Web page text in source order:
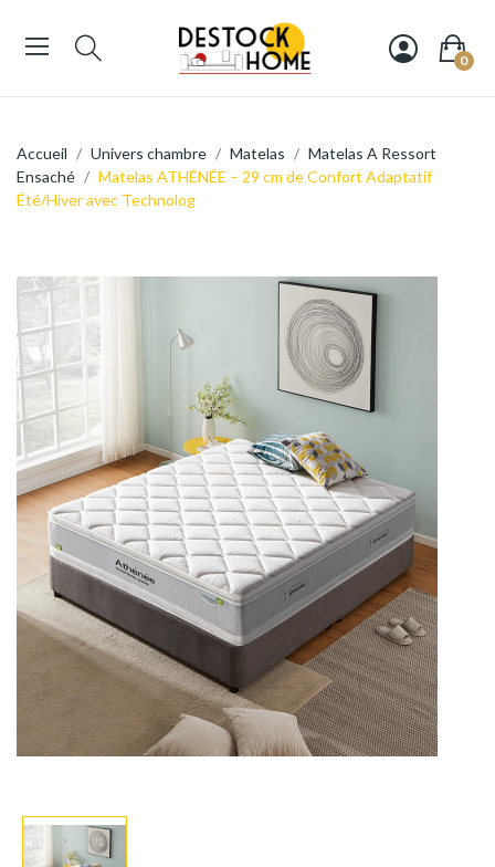
0
Accueil Univers chambre Matelas
Matelas A Ressort
Ensaché
Matelas ATHÉNÉE – 29 cm de Confort Adaptatif
Été/Hiver avec Technolog